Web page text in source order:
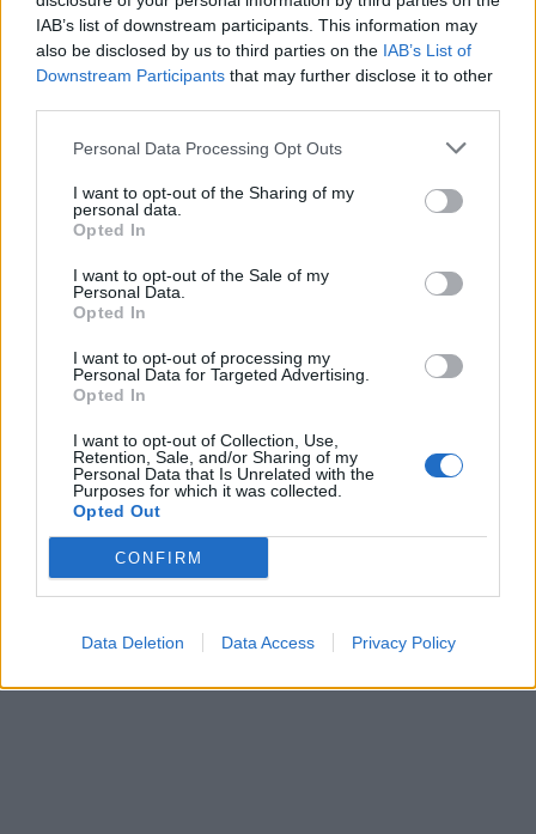
IAB’s list of downstream participants. This information may
also be disclosed by us to third parties on the IAB’s List of
Downstream Participants that may further disclose it to other
Personal Data Processing Opt Outs
I want to opt-out of the Sharing of my
personal data.
Opted In
I want to opt-out of the Sale of my
Personal Data.
Opted In
I want to opt-out of processing my
Personal Data for Targeted Advertising.
Opted In
I want to opt-out of Collection, Use,
Retention, Sale, and/or Sharing of my
Personal Data that Is Unrelated with the
Purposes for which it was collected.
Opted Out
CONFIRM
Data Deletion Data Access Privacy Policy